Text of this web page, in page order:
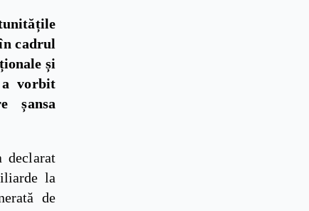
cadrul
și
a vorbit
șansa
declarat
la
de